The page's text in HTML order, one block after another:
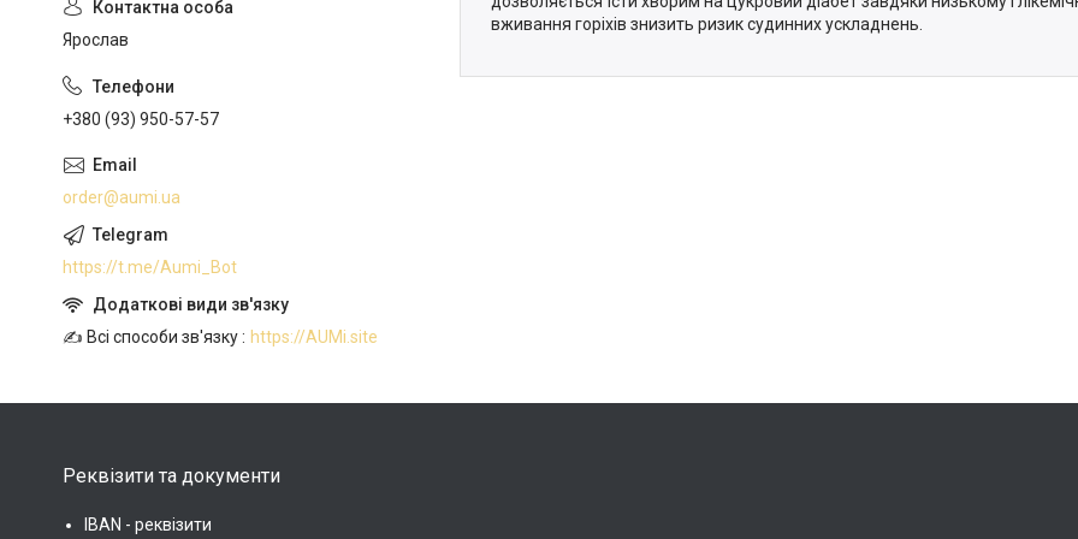
вживання горіхів знизить ризик судинних ускладнень.
Ярослав
+380 (93) 950-57-57
order@aumi.ua
https://t.me/Aumi_Bot
✍️ Всі способи зв'язку https://AUMi.site
Реквізити та документи
IBAN - реквізити